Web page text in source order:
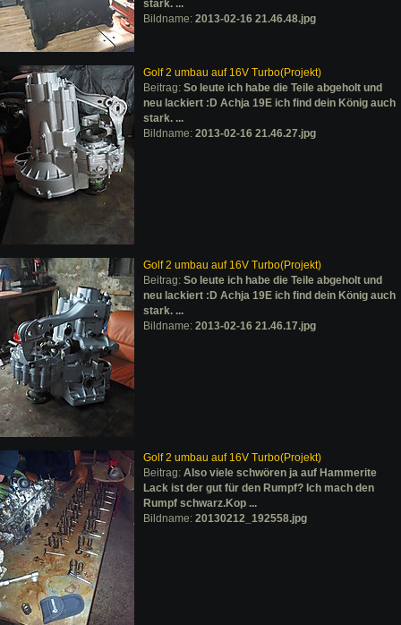
stark. ...
Bildname: 2013-02-16 21.46.48.jpg
Golf 2 umbau auf 16V Turbo(Projekt)
Beitrag: So leute ich habe die Teile abgeholt und
neu lackiert :D Achja 19E ich find dein König auch
stark. ...
Bildname: 2013-02-16 21.46.27.jpg
Golf 2 umbau auf 16V Turbo(Projekt)
Beitrag: So leute ich habe die Teile abgeholt und
neu lackiert :D Achja 19E ich find dein König auch
stark. ...
Bildname: 2013-02-16 21.46.17.jpg
Golf 2 umbau auf 16V Turbo(Projekt)
Beitrag: Also viele schwören ja auf Hammerite
Lack ist der gut für den Rumpf? Ich mach den
Rumpf schwarz.Kop ...
Bildname: 20130212_192558.jpg